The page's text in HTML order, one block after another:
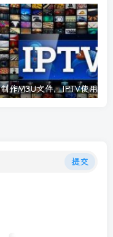
制作M3U文件，IPTV使用
提交